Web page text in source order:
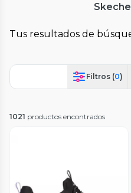
Tus resultados de
Filtros (0)
1021 productos encontrados